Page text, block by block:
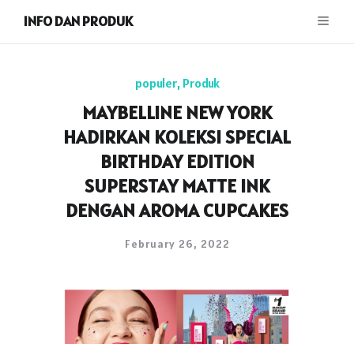
INFO DAN PRODUK
populer, Produk
MAYBELLINE NEW YORK
HADIRKAN KOLEKSI SPECIAL
BIRTHDAY EDITION
SUPERSTAY MATTE INK
DENGAN AROMA CUPCAKES
February 26, 2022